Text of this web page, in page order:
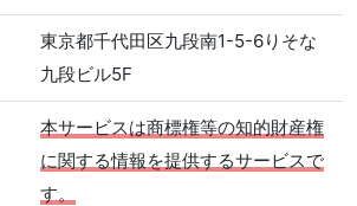
東京都千代田区九段南1-5-6りそな
九段ビル5F
本サービスは商標権等の知的財産権
に関する情報を提供するサービスで
す。